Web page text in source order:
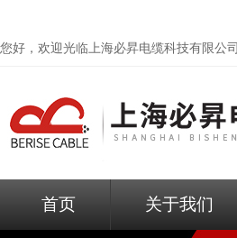
您好，欢迎光临上海必昇电缆科技有限公司
首页 关于我们